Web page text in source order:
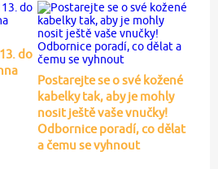
do
Postarejte se o své kožené
kabelky tak, aby je mohly
nosit ještě vaše vnučky!
Odbornice poradí, co dělat
a čemu se vyhnout